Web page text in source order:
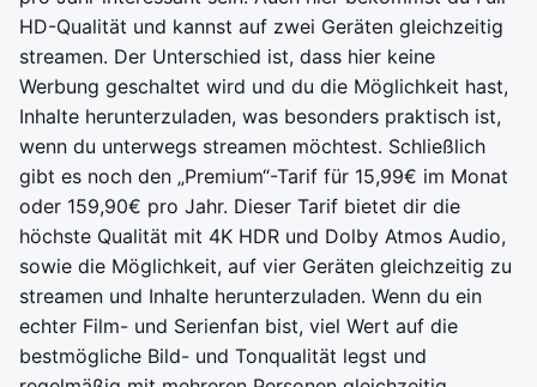
HD-Qualität und kannst auf zwei Geräten gleichzeitig
streamen. Der Unterschied ist, dass hier keine
Werbung geschaltet wird und du die Möglichkeit hast,
Inhalte herunterzuladen, was besonders praktisch ist,
wenn du unterwegs streamen möchtest. Schließlich
gibt es noch den „Premium“-Tarif für 15,99€ im Monat
oder 159,90€ pro Jahr. Dieser Tarif bietet dir die
höchste Qualität mit 4K HDR und Dolby Atmos Audio,
sowie die Möglichkeit, auf vier Geräten gleichzeitig zu
streamen und Inhalte herunterzuladen. Wenn du ein
echter Film- und Serienfan bist, viel Wert auf die
bestmögliche Bild- und Tonqualität legst und